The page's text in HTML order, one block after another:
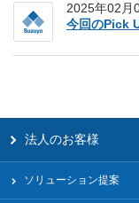
2025年02月
今回のPick
法人のお客様
ソリューション提案